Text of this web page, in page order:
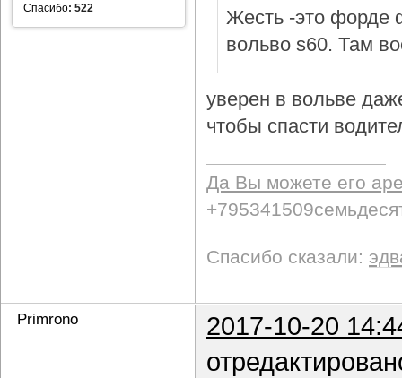
Спасибо: 522
Жесть -это форде
вольво s60. Там
уверен в вольве
чтобы спасти
Да Вы можете его
Спасибо сказали:
Primrono
2017-10-20